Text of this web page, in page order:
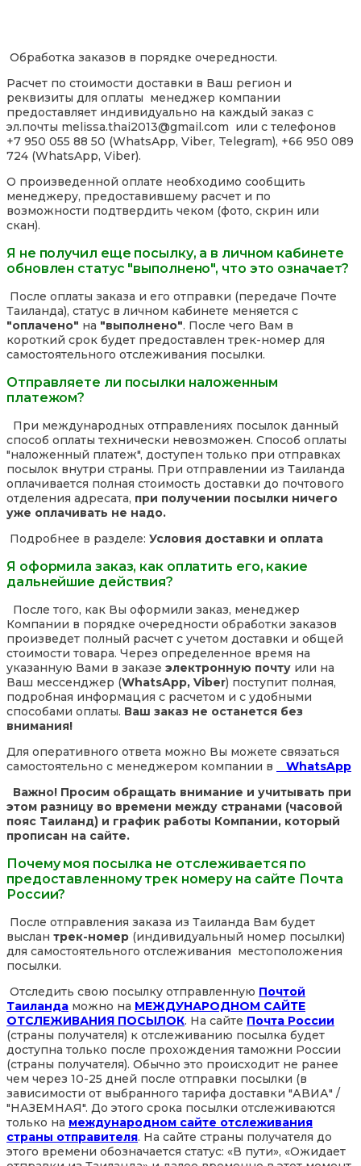
Обработка заказов в порядке очередности.
Расчет по стоимости доставки в Ваш регион и
реквизиты для оплаты менеджер компании
предоставляет индивидуально на каждый заказ с
эл.почты melissa.thai2013@gmail.com или с телефонов
+7 950 055 88 50 (WhatsApp, Viber, Telegram), +66 950 089
724 (WhatsApp, Viber).
О произведенной оплате необходимо сообщить
менеджеру, предоставившему расчет и по
возможности подтвердить чеком (фото, скрин или
скан).
Я не получил еще посылку, а в личном кабинете
обновлен статус "выполнено", что это означает?
После оплаты заказа и его отправки (передаче Почте
Таиланда), статус в личном кабинете меняется с
"оплачено" на "выполнено". После чего Вам в
короткий срок будет предоставлен трек-номер для
самостоятельного отслеживания посылки.
Отправляете ли посылки наложенным
платежом?
При международных отправлениях посылок данный
способ оплаты технически невозможен. Способ оплаты
"наложенный платеж", доступен только при отправках
посылок внутри страны. При отправлении из Таиланда
оплачивается полная стоимость доставки до почтового
отделения адресата, при получении посылки ничего
уже оплачивать не надо.
Подробнее в разделе: Условия доставки и оплата
Я оформила заказ, как оплатить его, какие
дальнейшие действия?
После того, как Вы оформили заказ, менеджер
Компании в порядке очередности обработки заказов
произведет полный расчет с учетом доставки и общей
стоимости товара. Через определенное время на
указанную Вами в заказе электронную почту или на
Ваш мессенджер (WhatsApp, Viber) поступит полная,
подробная информация с расчетом и с удобными
способами оплаты. Ваш заказ не останется без
внимания!
Для оперативного ответа можно Вы можете связаться
самостоятельно с менеджером компании в
WhatsApp
Важно! Просим обращать внимание и учитывать при
этом разницу во времени между странами (часовой
пояс Таиланд) и график работы Компании, который
прописан на сайте.
Почему моя посылка не отслеживается по
предоставленному трек номеру на сайте Почта
России?
После отправления заказа из Таиланда Вам будет
выслан трек-номер (индивидуальный номер посылки)
для самостоятельного отслеживания местоположения
посылки.
Отследить свою посылку отправленную Почтой
Таиланда можно на МЕЖДУНАРОДНОМ САЙТЕ
ОТСЛЕЖИВАНИЯ ПОСЫЛОК. На сайте Почта России
(страны получателя) к отслеживанию посылка будет
доступна только после прохождения таможни России
(страны получателя). Обычно это происходит не ранее
чем через 10-25 дней после отправки посылки (в
зависимости от выбранного тарифа доставки "АВИА" /
"НАЗЕМНАЯ". До этого срока посылки отслеживаются
только на международном сайте отслеживания
страны отправителя. На сайте страны получателя до
этого времени обозначается статус: «В пути», «Ожидает